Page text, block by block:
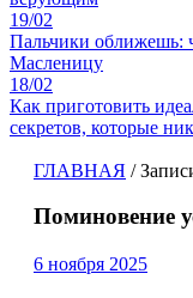
19/02
Пальчики оближешь:
Масленицу
18/02
Как приготовить
секретов, которые
ГЛАВНАЯ /
Поминовение
6 ноября 2025